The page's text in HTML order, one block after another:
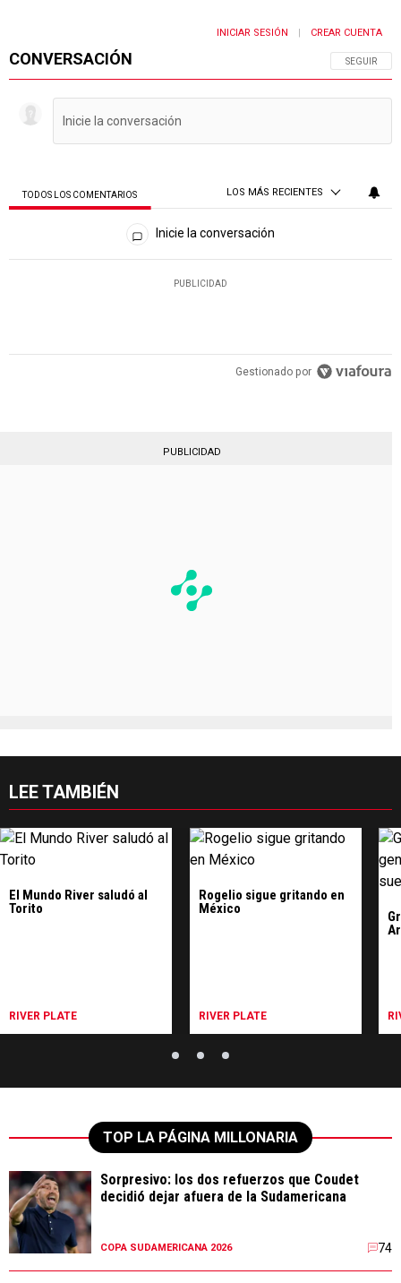
CONVERSACIÓN SIGA ESTA
SEGUIR
INICIAR SESIÓN CREAR CUENTA
TODOS LOS COMENTARIOS LOS MÁS RECIENTES
Todos los comentarios
Inicie la conversación
PUBLICIDAD
Gestionado por
PUBLICIDAD
LEE TAMBIÉN
El Mundo River saludó al
Torito
RIVER PLATE
Rogelio sigue gritando en
México
RIVER PLATE
TOP LA PÁGINA MILLONARIA
Sorpresivo: los dos refuerzos que Coudet
decidió dejar afuera de la Sudamericana
COPA SUDAMERICANA 2026 74